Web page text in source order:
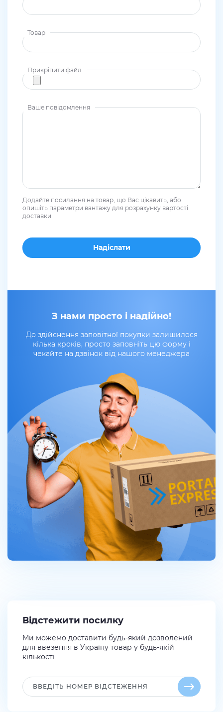
З нами просто і надійно!
До здійснення заповітної покупки залишилося
кілька кроків, просто заповніть цю форму і
чекайте на дзвінок від нашого менеджера
Товар
Прикріпити файл
Ваше повідомлення
Додайте посилання на товар, що Вас цікавить, або
опишіть параметри вантажу для розрахунку вартості
доставки
Відстежити посилку
Ми можемо доставити будь-який дозволений
для ввезення в Україну товар у будь-якій
кількості